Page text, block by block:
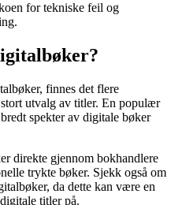
for tekniske feil og
finnes det flere
utvalg av titler. En populær
spekter av digitale bøker
direkte gjennom bokhandlere
trykte bøker. Sjekk også om
da dette kan være en
titler på.